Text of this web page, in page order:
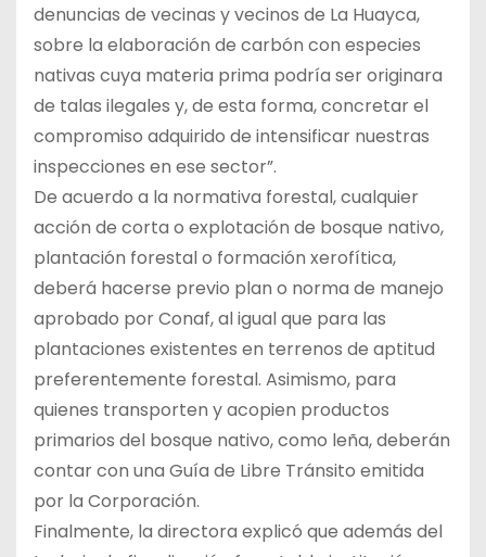
denuncias de vecinas y vecinos de La Huayca,
sobre la elaboración de carbón con especies
nativas cuya materia prima podría ser originara
de talas ilegales y, de esta forma, concretar el
compromiso adquirido de intensificar nuestras
inspecciones en ese sector”.
De acuerdo a la normativa forestal, cualquier
acción de corta o explotación de bosque nativo,
plantación forestal o formación xerofítica,
deberá hacerse previo plan o norma de manejo
aprobado por Conaf, al igual que para las
plantaciones existentes en terrenos de aptitud
preferentemente forestal. Asimismo, para
quienes transporten y acopien productos
primarios del bosque nativo, como leña, deberán
contar con una Guía de Libre Tránsito emitida
por la Corporación.
Finalmente, la directora explicó que además del